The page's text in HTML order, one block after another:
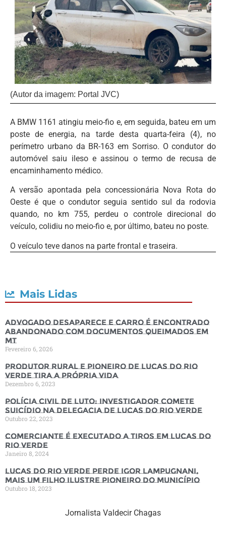
(Autor da imagem: Portal JVC)
A BMW 1161 atingiu meio-fio e, em seguida, bateu em um
poste de energia, na tarde desta quarta-feira (4), no
perímetro urbano da BR-163 em Sorriso. O condutor do
automóvel saiu ileso e assinou o termo de recusa de
encaminhamento médico.
A versão apontada pela concessionária Nova Rota do
Oeste é que o condutor seguia sentido sul da rodovia
quando, no km 755, perdeu o controle direcional do
veículo, colidiu no meio-fio e, por último, bateu no poste.
O veículo teve danos na parte frontal e traseira.
Mais Lidas
Advogado desaparece e carro é encontrado
abandonado com documentos queimados em
MT
Fevereiro 6, 2026
Produtor rural e pioneiro de Lucas do Rio
Verde tira a própria vida
Dezembro 6, 2023
Polícia Civil de luto: Investigador comete
suicídio na Delegacia de Lucas do Rio Verde
Outubro 22, 2023
Comerciante é executado a tiros em Lucas do
Rio Verde
Janeiro 8, 2024
Lucas do Rio Verde perde Igor Lampugnani,
mais um filho ilustre pioneiro do município
Outubro 18, 2023
Jornalista Valdecir Chagas